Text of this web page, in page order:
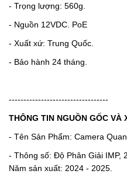
- Trọng lượng: 560g.
- Nguồn 12VDC. PoE
- Xuất xứ: Trung Quốc.
- Bảo hành 24 tháng.
----------------------------------
THÔNG TIN NGUỒN GỐC VÀ
- Tên Sản Phẩm: Camera
- Thông số: Độ Phân Giải IMP,
Năm sản xuất: 2024 - 2025.